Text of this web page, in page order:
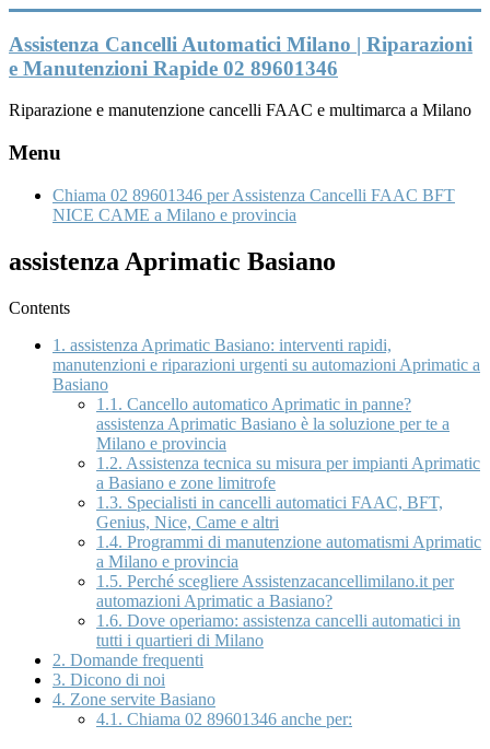
al
contenuto
Assistenza Cancelli Automatici Milano | Riparazioni
e Manutenzioni Rapide 02 89601346
Riparazione e manutenzione cancelli FAAC e multimarca a Milano
Menu
Chiama 02 89601346 per Assistenza Cancelli FAAC BFT
NICE CAME a Milano e provincia
assistenza Aprimatic Basiano
Contents
1. assistenza Aprimatic Basiano: interventi rapidi,
manutenzioni e riparazioni urgenti su automazioni Aprimatic a
Basiano
1.1. Cancello automatico Aprimatic in panne?
assistenza Aprimatic Basiano è la soluzione per te a
Milano e provincia
1.2. Assistenza tecnica su misura per impianti Aprimatic
a Basiano e zone limitrofe
1.3. Specialisti in cancelli automatici FAAC, BFT,
Genius, Nice, Came e altri
1.4. Programmi di manutenzione automatismi Aprimatic
a Milano e provincia
1.5. Perché scegliere Assistenzacancellimilano.it per
automazioni Aprimatic a Basiano?
1.6. Dove operiamo: assistenza cancelli automatici in
tutti i quartieri di Milano
2. Domande frequenti
3. Dicono di noi
4. Zone servite Basiano
4.1. Chiama 02 89601346 anche per: